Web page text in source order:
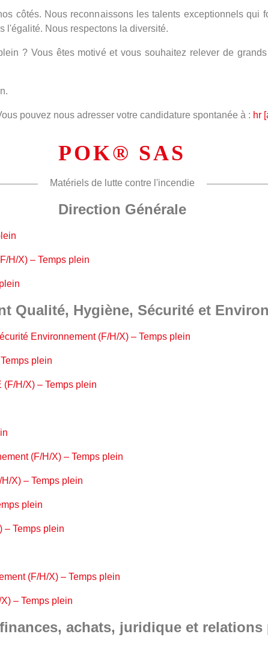
côtés. Nous reconnaissons les talents exceptionnels qui
l'égalité. Nous respectons la diversité.
? Vous êtes motivé et vous souhaitez relever de
pouvez nous adresser votre candidature spontanée à : hr
POK® SAS
Matériels de lutte contre l'incendie
Direction Générale
H/X) – Temps plein
Qualité, Hygiène, Sécurité et
Environnement (F/H/X) – Temps plein
plein
H/X) – Temps plein
(F/H/X) – Temps plein
X) – Temps plein
plein
– Temps plein
(F/H/X) – Temps plein
– Temps plein
achats, juridique et